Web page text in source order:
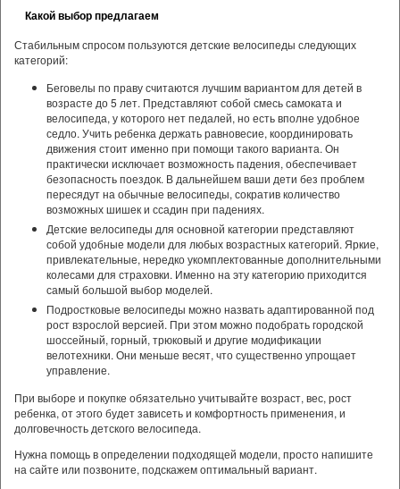
Какой выбор предлагаем
Стабильным спросом пользуются детские велосипеды следующих
категорий:
Беговелы по праву считаются лучшим вариантом для детей в
возрасте до 5 лет. Представляют собой смесь самоката и
велосипеда, у которого нет педалей, но есть вполне удобное
седло. Учить ребенка держать равновесие, координировать
движения стоит именно при помощи такого варианта. Он
практически исключает возможность падения, обеспечивает
безопасность поездок. В дальнейшем ваши дети без проблем
пересядут на обычные велосипеды, сократив количество
возможных шишек и ссадин при падениях.
Детские велосипеды для основной категории представляют
собой удобные модели для любых возрастных категорий. Яркие,
привлекательные, нередко укомплектованные дополнительными
колесами для страховки. Именно на эту категорию приходится
самый большой выбор моделей.
Подростковые велосипеды можно назвать адаптированной под
рост взрослой версией. При этом можно подобрать городской
шоссейный, горный, трюковый и другие модификации
велотехники. Они меньше весят, что существенно упрощает
управление.
При выборе и покупке обязательно учитывайте возраст, вес, рост
ребенка, от этого будет зависеть и комфортность применения, и
долговечность детского велосипеда.
Нужна помощь в определении подходящей модели, просто напишите
на сайте или позвоните, подскажем оптимальный вариант.